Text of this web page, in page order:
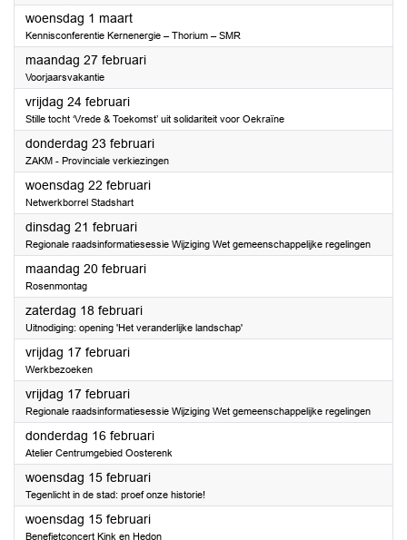
woensdag 1 maart2023
Kennisconferentie Kernenergie – Thorium – SMR
maandag 27 februari2023
Voorjaarsvakantie
vrijdag 24 februari2023
Stille tocht ‘Vrede & Toekomst’ uit solidariteit voor Oekraïne
donderdag 23 februari2023
ZAKM - Provinciale verkiezingen
woensdag 22 februari2023
Netwerkborrel Stadshart
dinsdag 21 februari2023
Regionale raadsinformatiesessie Wijziging Wet gemeenschappelijke regelingen
maandag 20 februari2023
Rosenmontag
zaterdag 18 februari2023
Uitnodiging: opening 'Het veranderlijke landschap'
vrijdag 17 februari2023
Werkbezoeken
vrijdag 17 februari2023
Regionale raadsinformatiesessie Wijziging Wet gemeenschappelijke regelingen
donderdag 16 februari2023
Atelier Centrumgebied Oosterenk
woensdag 15 februari2023
Tegenlicht in de stad: proef onze historie!
woensdag 15 februari2023
Benefietconcert Kink en Hedon